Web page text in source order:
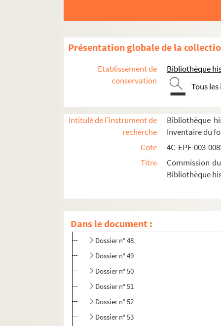
Présentation globale de la
Etablissement de
conservation
Bibliothèque
Tous
Intitulé de l'instrument de
recherche
Bibliothèque
Inventaire du
Cote
4C-EPF-003-
Titre
Commission
Bibliothèque
Dans le document :
Dossier n° 37
Dossier n° 40
Dossier n° 41
Dossier n° 46
Dossier n° 47
Dossier n° 48
Dossier n° 49
Dossier n° 50
Dossier n° 51
Dossier n° 52
Dossier n° 53